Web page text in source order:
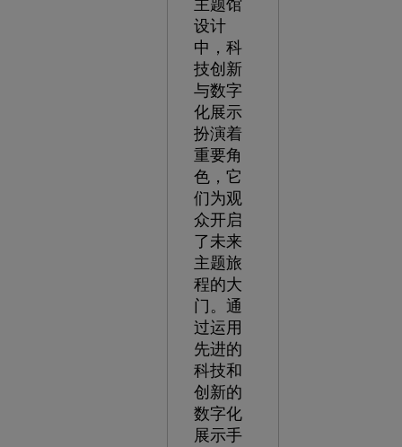
主题馆
设计
中，科
技创新
与数字
化展示
扮演着
重要角
色，它
们为观
众开启
了未来
主题旅
程的大
门。通
过运用
先进的
科技和
创新的
数字化
展示手